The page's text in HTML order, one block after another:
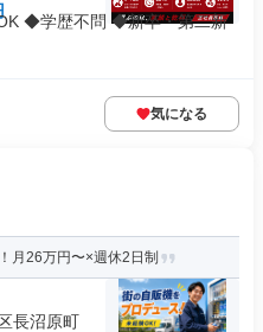
◆学歴不問 ◆新卒・第二新
気になる
月26万円〜×週休2日制
長沼原町